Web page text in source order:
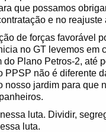
que possamos
e no
de forças favorável
no GT levemos em
Plano Petros-2, até
PPSP não é diferente
nosso jardim para que
luta. Dividir,
luta.